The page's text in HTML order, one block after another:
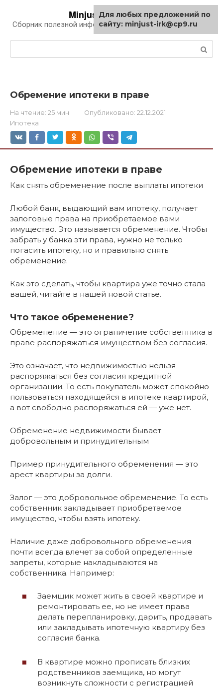
контенту
Minjust-irk.ru
Сборник полезной информации про автомобили
Обремение ипотеки в праве
На чтение: 25 мин Опубликовано: 22.12.2021
Ипотека
Обремение ипотеки в праве
Как снять обременение после выплаты ипотеки
Любой банк, выдающий вам ипотеку, получает
залоговые права на приобретаемое вами
имущество. Это называется обременение. Чтобы
забрать у банка эти права, нужно не только
погасить ипотеку, но и правильно снять
обременение.
Как это сделать, чтобы квартира уже точно стала
вашей, читайте в нашей новой статье.
Что такое обременение?
Обременение — это ограничение собственника в
праве распоряжаться имуществом без согласия.
Это означает, что недвижимостью нельзя
распоряжаться без согласия кредитной
организации. То есть покупатель может спокойно
пользоваться находящейся в ипотеке квартирой,
а вот свободно распоряжаться ей — уже нет.
Обременение недвижимости бывает
добровольным и принудительным
Пример принудительного обременения — это
арест квартиры за долги.
Залог — это добровольное обременение. То есть
собственник закладывает приобретаемое
имущество, чтобы взять ипотеку.
Наличие даже добровольного обременения
почти всегда влечет за собой определенные
запреты, которые накладываются на
собственника. Например:
Заемщик может жить в своей квартире и
ремонтировать ее, но не имеет права
делать перепланировку, дарить, продавать
или закладывать ипотечную квартиру без
согласия банка.
В квартире можно прописать близких
родственников заемщика, но могут
возникнуть сложности с регистрацией
Для любых предложений по
сайту: minjust-irk@cp9.ru